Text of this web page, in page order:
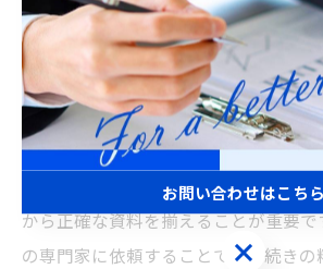
ります。
実際の現場では、就労ビザの申請が集
度変更のタイミングで審査期間が長引
生することもあります。こうしたコス
ためには、申請書類の不備を最小限に
から正確な資料を揃えることが重要
の専門家に依頼することで、手続き
お問い合わせはこち
お問い合わせはこちら